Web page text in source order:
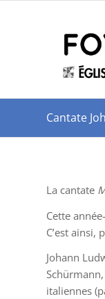
Cantate
La cantate
Cette
C’est ainsi,
Johann
italiennes